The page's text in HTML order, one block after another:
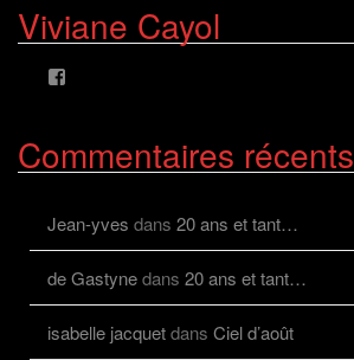
AlcazFR
sur
alcazfr
sur
Viviane Cayol
viviane.cayolalcaz
sur
Commentaires récents
Jean-yves dans 20 ans et tant…
de Gastynedans 20 ans et tant…
isabelle jacquetdans Ciel d’août